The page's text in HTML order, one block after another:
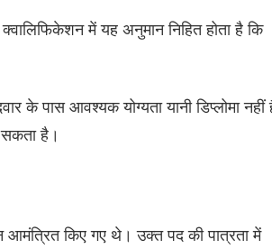
में यह अनुमान निहित होता है कि
के पास आवश्यक योग्यता यानी डिप्लोमा नहीं
सकता है।
किए गए थे। उक्त पद की पात्रता में